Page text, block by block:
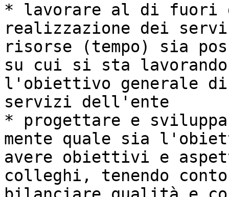
* lavorare al di fuori
realizzazione dei
risorse (tempo) sia
su cui si sta
l'obiettivo generale
servizi dell'ente
* progettare e
mente quale sia
avere obiettivi e
colleghi, tenendo